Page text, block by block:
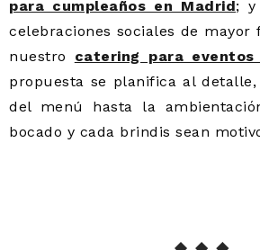
para cumpleaños en Madrid; y
celebraciones sociales de mayor
nuestro catering para
propuesta se planifica al
del menú hasta la
bocado y cada brindis sean